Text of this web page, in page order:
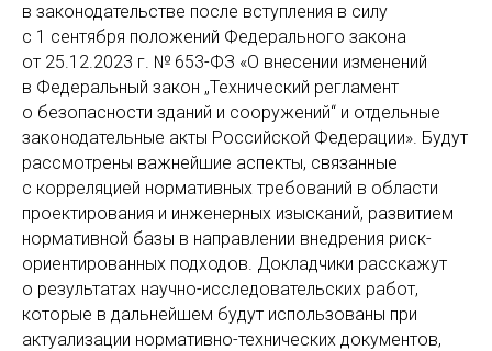
в законодательстве после вступления в силу
с 1 сентября положений Федерального закона
от 25.12.2023 г. № 653-ФЗ «О внесении изменений
в Федеральный закон „Технический регламент
о безопасности зданий и сооружений“ и отдельные
законодательные акты Российской Федерации». Будут
рассмотрены важнейшие аспекты, связанные
с корреляцией нормативных требований в области
проектирования и инженерных изысканий, развитием
нормативной базы в направлении внедрения риск-
ориентированных подходов. Докладчики расскажут
о результатах научно-исследовательских работ,
которые в дальнейшем будут использованы при
актуализации нормативно-технических документов,